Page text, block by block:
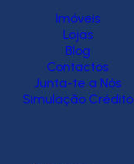
Imóveis
Lojas
Blog
Contactos
Junta-te a Nós
Simulação Crédito